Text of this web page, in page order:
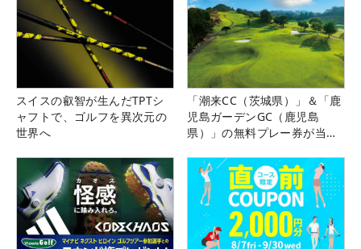
スイスの叡智が生んだTPTシ
ャフトで、ゴルフを異次元の
世界へ
「潮来CC（茨城県）」＆「鹿
児島ガーデンGC（鹿児島
県）」の無料プレー券が当た